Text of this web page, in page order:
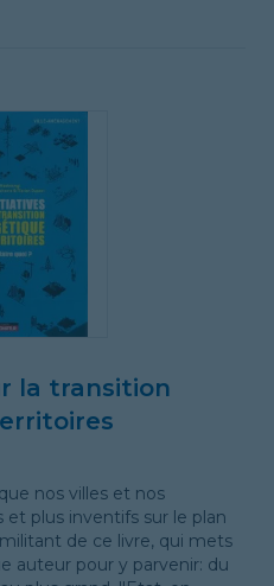
la transition
nos villes et nos
plus inventifs sur le plan
de ce livre, qui mets
auteur pour y parvenir: du